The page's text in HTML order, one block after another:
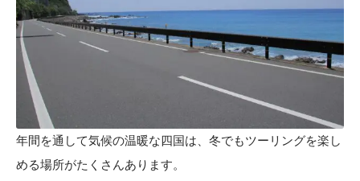
年間を通して気候の温暖な四国は、冬でもツーリングを楽し
める場所がたくさんあります。